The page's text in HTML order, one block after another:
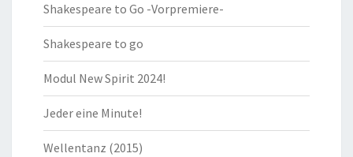
Shakespeare to Go -Vorpremiere-
Shakespeare to go
Modul New Spirit 2024!
Jeder eine Minute!
Wellentanz (2015)